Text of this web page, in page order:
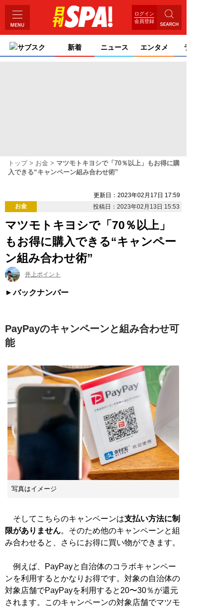
ログイン
会員登録
サブスク 新着 ニュース エンタメ ライ
トップ お金
マツモトキヨシで「70％以上」もお得に購
入できる“キャンペーン組み合わせ術”
更新日：2023年02月17日 17:59
お金
投稿日：2023年02月13日 15:53
マツモトキヨシで「70％以上」
もお得に購入できる“キャンペー
ン組み合わせ術”
井上ポイント
バックナンバー
PayPayのキャンペーンと組み合わせ可
能
写真はイメージ
そしてこちらのキャンペーンは支払い方法に制
限がありません。そのため他のキャンペーンと組
み合わせると、さらにお得に買い物ができます。
例えば、PayPayと自治体のコラボキャンペー
ンを利用するとかなりお得です。対象の自治体の
対象店舗でPayPayを利用すると20〜30％が還元
されます。このキャンペーンの対象店舗でマツモ